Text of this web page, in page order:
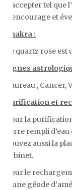
s’accepter tel que
Il encourage et
Chakra :
Le quartz rose
Signes
Taureau ,
Purification et
Pour la
verre rempli
pouvez aussi la
robinet.
Pour le
d’une géode